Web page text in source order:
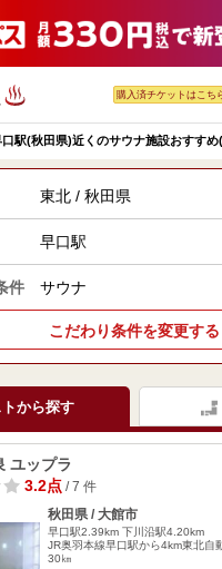
購入済チケットはこち
口駅(秋田県)近くのサウナ施設おすすめ
東北 / 秋田県
早口駅
件 サウナ
こだわり条件を変更する
トから探す
ユップラ
3.2点/ 7 件
秋田県 / 大館市
早口駅2.39km 下川沿駅4.20km
JR奥羽本線早口駅から4km東北自
30㎞